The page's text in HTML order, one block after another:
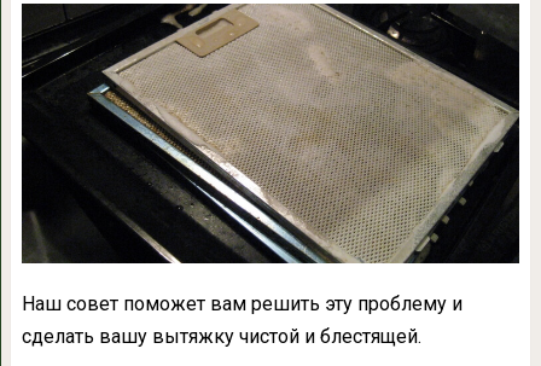
Наш совет поможет вам решить эту проблему и
сделать вашу вытяжку чистой и блестящей.